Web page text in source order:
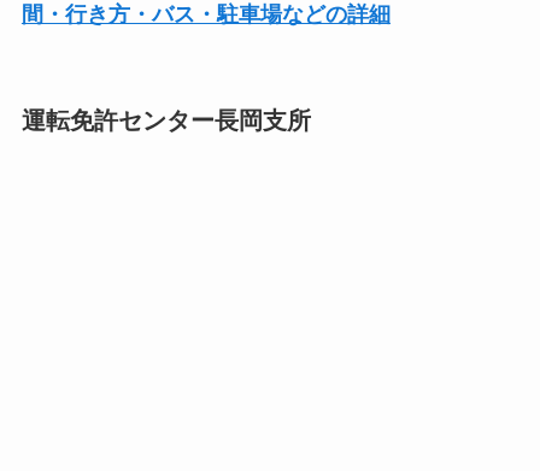
間・行き方・バス・駐車場などの詳細
運転免許センター長岡支所